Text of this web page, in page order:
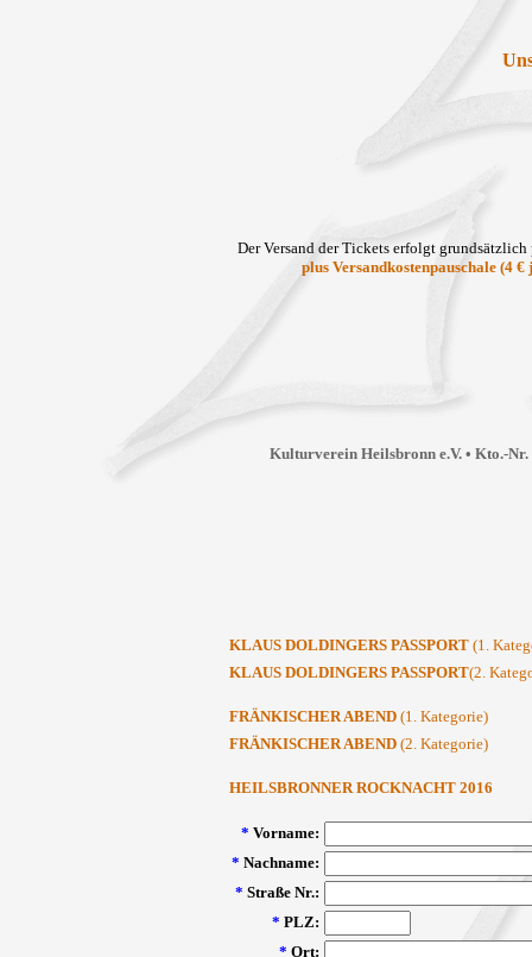
Der Versand der Tickets erfolgt
plus Versandkostenpauschale (4 €
Kulturverein Heilsbronn e.V. • Kto.-Nr.
KLAUS DOLDINGERS PASSPORT (1.
KLAUS DOLDINGERS PASSPORT(2.
FRÄNKISCHER ABEND (1. Kategorie)
FRÄNKISCHER ABEND (2. Kategorie)
HEILSBRONNER ROCKNACHT 2016
* Vorname:
* Nachname:
* Straße Nr.:
* PLZ:
* Ort: